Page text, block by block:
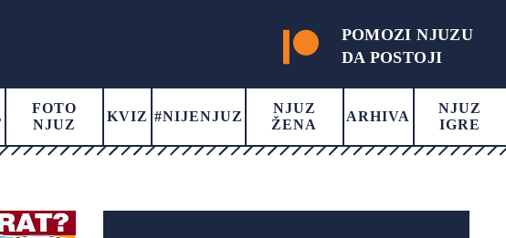
POMOZI NJUZU
DA POSTOJI
FOTO
NJUZ
KVIZ #NIJENJUZ
NJUZ
ŽENA
ARHIVA
NJUZ
IGRE